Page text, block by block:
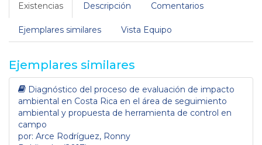
Existencias Descripción Comentarios
Ejemplares similares Vista Equipo
Ejemplares similares
Diagnóstico del proceso de evaluación de impacto
ambiental en Costa Rica en el área de seguimiento
ambiental y propuesta de herramienta de control en
campo
por: Arce Rodríguez, Ronny